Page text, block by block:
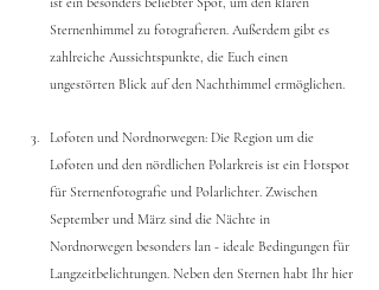
Sternenhimmel zu fotografieren. Außerdem gibt es
zahlreiche Aussichtspunkte, die Euch einen
ungestörten Blick auf den Nachthimmel ermöglichen.
Lofoten und Nordnorwegen: Die Region um die
Lofoten und den nördlichen Polarkreis ist ein Hotspot
für Sternenfotografie und Polarlichter. Zwischen
September und März sind die Nächte in
Nordnorwegen besonders lan - ideale Bedingungen für
Langzeitbelichtungen. Neben den Sternen habt Ihr hier